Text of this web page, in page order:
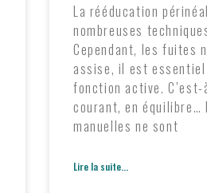
La rééducation
nombreuses
Cependant, les fuites
assise, il est essentiel
fonction active.
courant, en équilibre…
manuelles ne sont
Lire la suite...